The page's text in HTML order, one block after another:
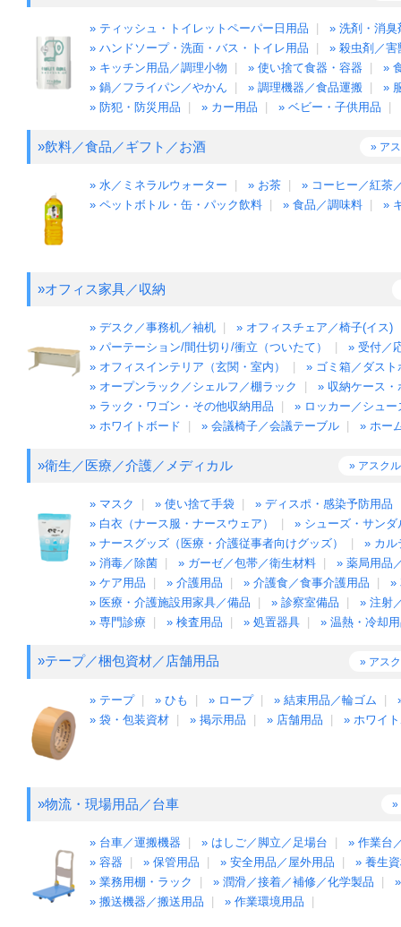
» ティッシュ・トイレットペーパー日用品
» 洗剤・消臭
» ハンドソープ・洗面・バス・トイレ用品
» 殺虫剤／害
» キッチン用品／調理小物
» 使い捨て食器・容器
»
» 鍋／フライパン／やかん
» 調理機器／食品運搬
»
» 防犯・防災用品
» カー用品 » ベビー・子供用品
»飲料／食品／ギフト／お酒 » ア
» 水／ミネラルウォーター » お茶
» コーヒー／紅茶
» ペットボトル・缶・パック飲料
» 食品／調味料 »
»オフィス家具／収納
» デスク／事務机／袖机 » オフィスチェア／椅子(イス)
» パーテーション/間仕切り/衝立（ついたて）
» 受付／
» オフィスインテリア（玄関・室内）
» ゴミ箱／ダス
» オープンラック／シェルフ／棚ラック
» 収納ケース・
» ラック・ワゴン・その他収納用品
» ロッカー／シュ
» ホワイトボード
» 会議椅子／会議テーブル » ホー
»衛生／医療／介護／メディカル » アスク
» マスク » 使い捨て手袋 » ディスポ・感染予防用品
» 白衣（ナース服・ナースウェア）
» シューズ・サンダ
» ナースグッズ（医療・介護従事者向けグッズ）
» カル
» 消毒／除菌
» ガーゼ／包帯／衛生材料
» 薬局用品
» ケア用品
» 介護用品 » 介護食／食事介護用品
»
» 医療・介護施設用家具／備品
» 診察室備品
» 注射
» 専門診療
» 検査用品 » 処置器具 » 温熱・冷却
»テープ／梱包資材／店舗用品 » アス
» テープ| » ひも | » ロープ| » 結束用品／輪ゴム |
» 袋・包装資材 | » 掲示用品 | » 店舗用品 | » ホワイ
»物流・現場用品／台車 »
» 台車／運搬機器 » はしご／脚立／足場台
» 作業台
» 容器
» 保管用品 » 安全用品／屋外用品
» 養生
» 業務用棚・ラック
» 潤滑／接着／補修／化学製品
» 搬送機器／搬送用品
» 作業環境用品